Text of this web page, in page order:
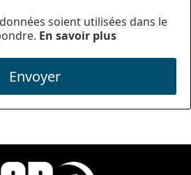
soient utilisées dans le
En savoir plus
Envoyer